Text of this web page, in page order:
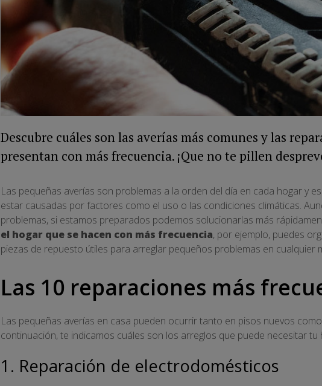
Descubre cuáles son las averías más comunes y las
presentan con más frecuencia. ¡Que no te pillen
Las pequeñas averías son problemas a la orden del día en cada hogar y
estar causadas por factores como el uso o las condiciones climáticas.
problemas, si estamos preparados podemos solucionarlas más
el hogar que se hacen con más frecuencia, por ejemplo, puedes
piezas de repuesto útiles para arreglar pequeños problemas en cualquier
Las 10 reparaciones más
Las pequeñas averías en casa pueden ocurrir tanto en pisos nuevos
continuación, te indicamos cuáles son los arreglos que puede necesitar
1. Reparación de electrodomésticos